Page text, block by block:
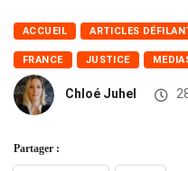
ACCUEIL ARTICLES
FRANCE JUSTICE
Chloé Juhel
Partager :